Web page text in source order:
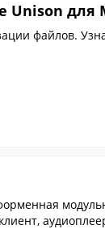
Unison для
файлов.